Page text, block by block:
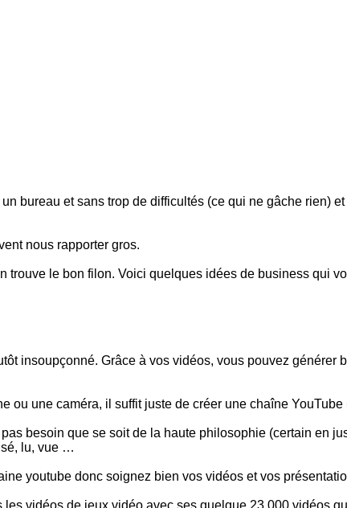
bureau et sans trop de difficultés (ce qui ne gâche rien)
nous rapporter gros.
trouve le bon filon. Voici quelques idées de business qui
insoupçonné. Grâce à vos vidéos, vous pouvez générer
une caméra, il suffit juste de créer une chaîne
besoin que se soit de la haute philosophie (certain en
lu, vue …
youtube donc soignez bien vos vidéos et vos